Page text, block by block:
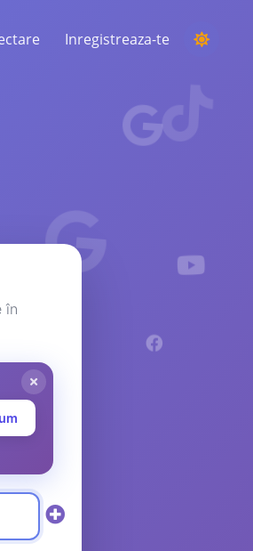
DESFĂȘURAREA UNEI COMPETIȚII
Alegerea unui câștigător aleatoriu din
piață
Inregistreaza-te
în